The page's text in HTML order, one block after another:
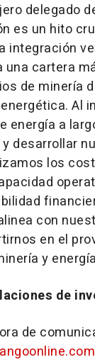
delegado
es un hito
integración
una cartera
de minería
Al
energía a
desarrollar
los
con
en el
y
de
de